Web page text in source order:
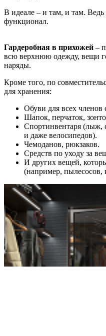
В идеале – и там, и там.
функционал.
Гардеробная в прихожей –
всю верхнюю одежду, вещи
наряды.
Кроме того, по
для хранения:
Обуви для всех членов
Шапок, перчаток,
Спортинвентаря (лыж,
и даже велосипедов).
Чемоданов, рюкзаков.
Средств по уходу за
И других вещей,
(например, пылесосов,